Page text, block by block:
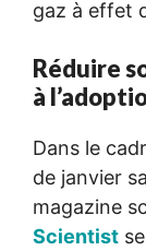
gaz à effet
Réduire
à
Dans le
de janvier
magazine
Scientist